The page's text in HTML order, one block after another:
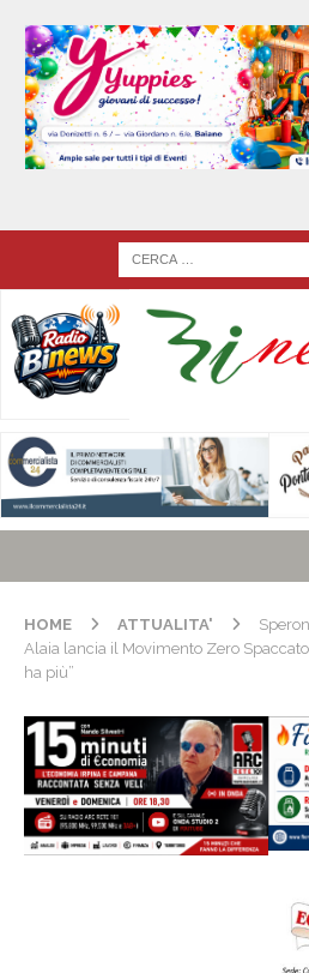
HOME ATTUALITA'
Alaia lancia il Movimento Zero
ha più”